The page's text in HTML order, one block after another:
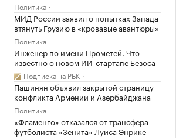
Политика
МИД России заявил о попытках Запада
втянуть Грузию в «кровавые авантюры»
Политика
Инженер по имени Прометей. Что
известно о новом ИИ-стартапе Безоса
Подписка на РБК
Пашинян объявил закрытой страницу
конфликта Армении и Азербайджана
Политика
«Фламенго» отказался от трансфера
футболиста «Зенита» Луиса Энрике